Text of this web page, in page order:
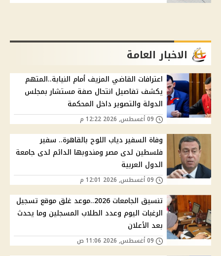
الاخبار العامة
اعترافات القاضي المزيف أمام النيابة..المتهم
يكشف تفاصيل انتحال صفة مستشار بمجلس
الدولة والتصوير داخل المحكمة
وفاة السفير دياب اللوح بالقاهرة.. سفير
فلسطين لدى مصر ومندوبها الدائم لدى جامعة
الدول العربية
تنسيق الجامعات 2026..موعد غلق موقع تسجيل
الرغبات اليوم وعدد الطلاب المسجلين وما يحدث
بعد الأعلان